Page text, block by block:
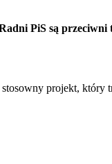
PiS są
projekt, który